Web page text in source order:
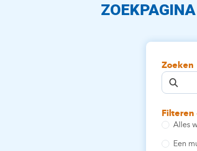
ZOEKPAGINA
Zoeken
Filteren
Alles
Een